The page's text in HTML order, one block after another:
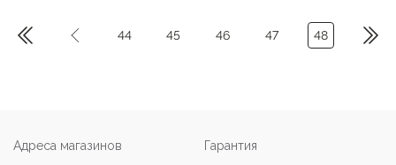
44 45 46 47 48
Адреса магазинов
Гарантия